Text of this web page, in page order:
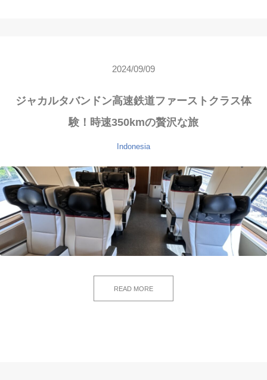
2024/09/09
ジャカルタバンドン高速鉄道ファーストクラス体
験！時速350kmの贅沢な旅
Indonesia
READ MORE